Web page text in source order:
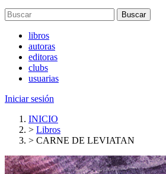
Buscar
libros
autoras
editoras
clubs
usuarias
Iniciar sesión
INICIO
> Libros
> CARNE DE LEVIATAN